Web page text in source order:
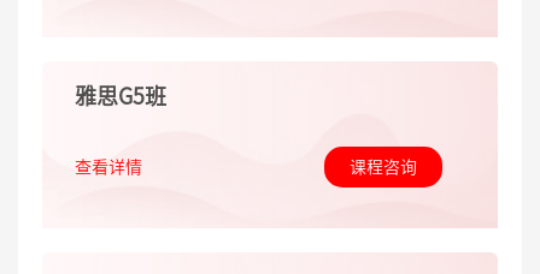
雅思G5班
查看详情 课程咨询